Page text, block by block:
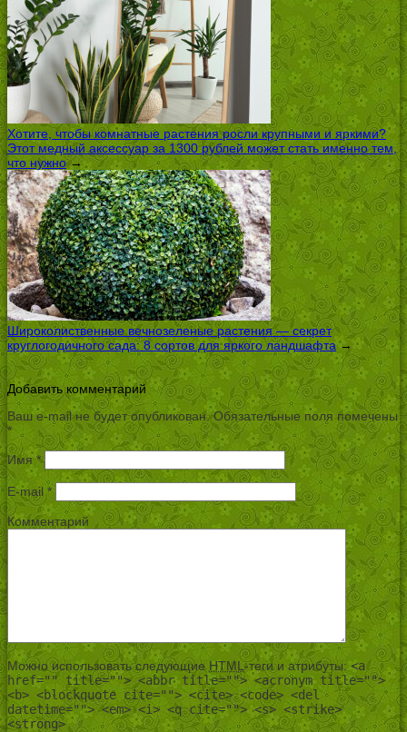
Хотите, чтобы комнатные растения росли крупными и яркими?
Этот медный аксессуар за 1300 рублей может стать именно тем,
что нужно→
Широколиственные вечнозеленые растения — секрет
круглогодичного сада: 8 сортов для яркого ландшафта→
Добавить комментарий
Ваш e-mail не будет опубликован.Обязательные поля помечены
*
Имя*
E-mail *
Комментарий
Можно использовать следующиеHTML-теги и атрибуты: <a
href="" title=""> <abbr title=""> <acronym title="">
<b> <blockquote cite=""> <cite> <code> <del
datetime=""> <em> <i> <q cite=""> <s> <strike>
<strong>